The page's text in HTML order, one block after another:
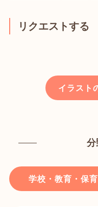
リクエストする
イラスト
分
学校・教育・保